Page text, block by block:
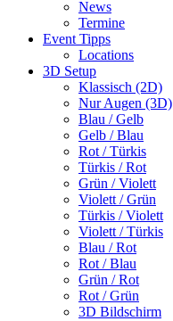
News
Termine
Event Tipps
Locations
3D Setup
Klassisch (2D)
Nur Augen (3D)
Blau / Gelb
Gelb / Blau
Rot / Türkis
Türkis / Rot
Grün / Violett
Violett / Grün
Türkis / Violett
Violett / Türkis
Blau / Rot
Rot / Blau
Grün / Rot
Rot / Grün
3D Bildschirm